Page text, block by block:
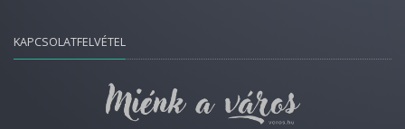
KAPCSOLATFELVÉTEL